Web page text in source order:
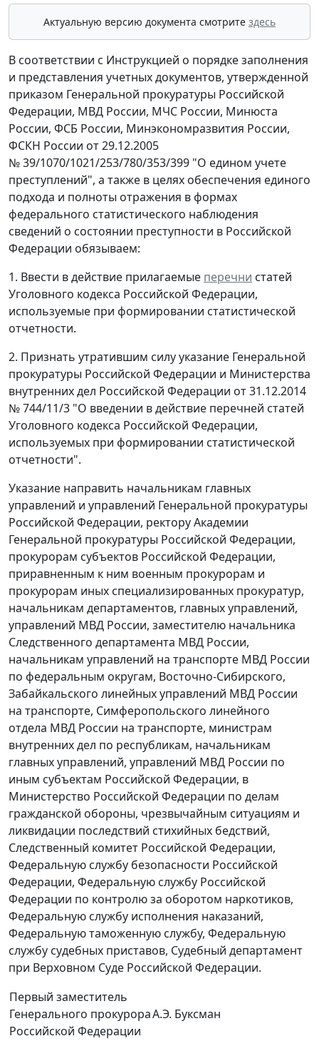
Актуальную версию документа смотрите здесь
В соответствии с Инструкцией о порядке заполнения
и представления учетных документов, утвержденной
приказом Генеральной прокуратуры Российской
Федерации, МВД России, МЧС России, Минюста
России, ФСБ России, Минэкономразвития России,
ФСКН России от 29.12.2005
№ 39/1070/1021/253/780/353/399 "О едином учете
преступлений", а также в целях обеспечения единого
подхода и полноты отражения в формах
федерального статистического наблюдения
сведений о состоянии преступности в Российской
Федерации обязываем:
1. Ввести в действие прилагаемые перечни статей
Уголовного кодекса Российской Федерации,
используемые при формировании статистической
отчетности.
2. Признать утратившим силу указание Генеральной
прокуратуры Российской Федерации и Министерства
внутренних дел Российской Федерации от 31.12.2014
№ 744/11/3 "О введении в действие перечней статей
Уголовного кодекса Российской Федерации,
используемых при формировании статистической
отчетности".
Указание направить начальникам главных
управлений и управлений Генеральной прокуратуры
Российской Федерации, ректору Академии
Генеральной прокуратуры Российской Федерации,
прокурорам субъектов Российской Федерации,
приравненным к ним военным прокурорам и
прокурорам иных специализированных прокуратур,
начальникам департаментов, главных управлений,
управлений МВД России, заместителю начальника
Следственного департамента МВД России,
начальникам управлений на транспорте МВД России
по федеральным округам, Восточно-Сибирского,
Забайкальского линейных управлений МВД России
на транспорте, Симферопольского линейного
отдела МВД России на транспорте, министрам
внутренних дел по республикам, начальникам
главных управлений, управлений МВД России по
иным субъектам Российской Федерации, в
Министерство Российской Федерации по делам
гражданской обороны, чрезвычайным ситуациям и
ликвидации последствий стихийных бедствий,
Следственный комитет Российской Федерации,
Федеральную службу безопасности Российской
Федерации, Федеральную службу Российской
Федерации по контролю за оборотом наркотиков,
Федеральную службу исполнения наказаний,
Федеральную таможенную службу, Федеральную
службу судебных приставов, Судебный департамент
при Верховном Суде Российской Федерации.
Первый заместитель
Генерального прокурора
Российской Федерации
А.Э. Буксман